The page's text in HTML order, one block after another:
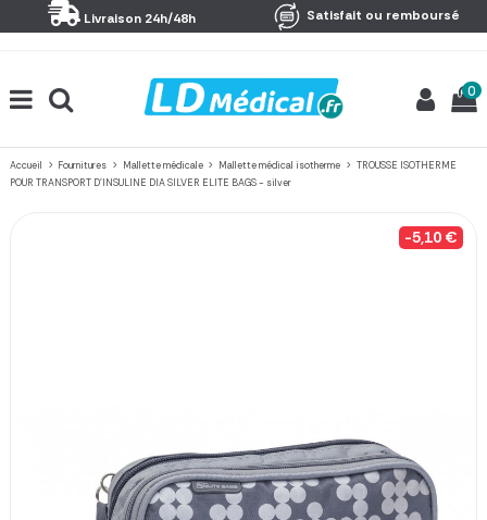
Livraison 24h/48h Satisfait ou remboursé
0
Accueil Fournitures Mallette médicale Mallette médical isotherme
TROUSSE ISOTHERME
POUR TRANSPORT D'INSULINE DIA SILVER ELITE BAGS - silver
-5,10 €
Panneau de gestion des cookies